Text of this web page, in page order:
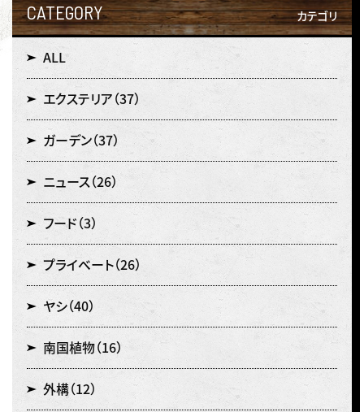
CATEGORY カテゴリ
ALL
エクステリア （37）
ガーデン（37）
ニュース （26）
フード （3）
プライベート（26）
ヤシ（40）
南国植物（16）
外構（12）